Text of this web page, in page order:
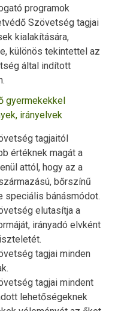
programok
Szövetség tagjai
kialakítására,
különös tekintettel az
által indított
gyermekekkel
irányelvek
tagjaitól
értéknek magát a
attól, hogy az a
bőrszínű
speciális bánásmódot.
elutasítja a
irányadó elvként
tagjai minden
tagjai mindent
lehetőségeknek